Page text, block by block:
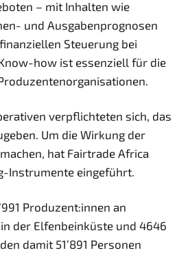
– mit Inhalten wie
und Ausgabenprognosen
Steuerung bei
how ist essenziell für die
verpflichteten sich, das
Um die Wirkung der
hat Fairtrade Africa
Instrumente eingeführt.
Produzent:innen an
der Elfenbeinküste und 4646
damit 51’891 Personen